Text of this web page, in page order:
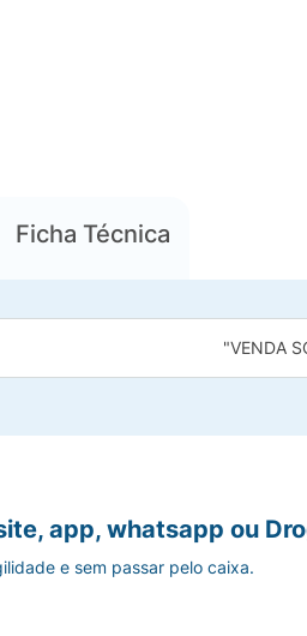
Ficha Técnica
"VENDA
app, whatsapp ou
e sem passar pelo caixa.